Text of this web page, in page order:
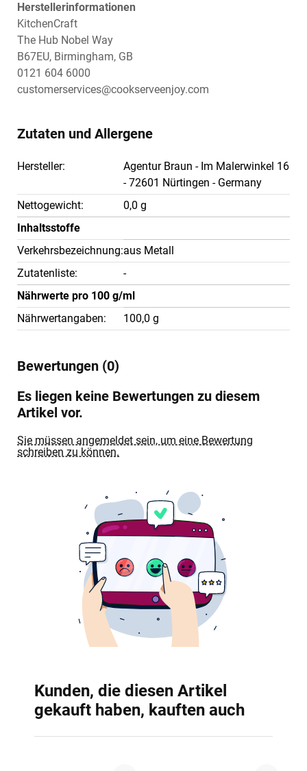
Herstellerinformationen
KitchenCraft
The Hub Nobel Way
B67EU, Birmingham, GB
0121 604 6000
customerservices@cookserveenjoy.com
Zutaten und Allergene
Hersteller:
Agentur Braun - Im Malerwinkel 16
- 72601 Nürtingen - Germany
Nettogewicht:
0,0 g
Inhaltsstoffe
Verkehrsbezeichnung:aus Metall
Zutatenliste:
-
Nährwerte pro 100 g/ml
Nährwertangaben:
100,0 g
Bewertungen (0)
Es liegen keine Bewertungen zu diesem
Artikel vor.
Sie müssen angemeldet sein, um eine Bewertung
schreiben zu können.
Kunden, die diesen Artikel
gekauft haben, kauften auch